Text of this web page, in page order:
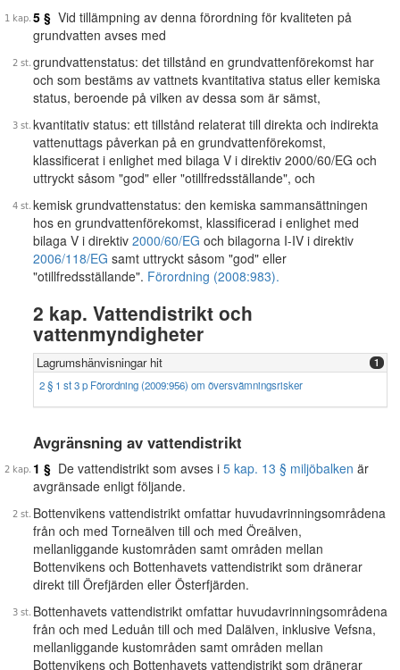
5 § Vid tillämpning av denna förordning för kvaliteten på
grundvatten avses med
grundvattenstatus: det tillstånd en grundvattenförekomst har
och som bestäms av vattnets kvantitativa status eller kemiska
status, beroende på vilken av dessa som är sämst,
kvantitativ status: ett tillstånd relaterat till direkta och indirekta
vattenuttags påverkan på en grundvattenförekomst,
klassificerat i enlighet med bilaga V i direktiv 2000/60/EG och
uttryckt såsom "god" eller "otillfredsställande", och
kemisk grundvattenstatus: den kemiska sammansättningen
hos en grundvattenförekomst, klassificerad i enlighet med
bilaga V i direktiv 2000/60/EG och bilagorna I-IV i direktiv
2006/118/EG samt uttryckt såsom "god" eller
"otillfredsställande". Förordning (2008:983).
2 kap. Vattendistrikt och
vattenmyndigheter
Lagrumshänvisningar hit 1
2 § 1 st 3 p Förordning (2009:956) om översvämningsrisker
Avgränsning av vattendistrikt
1 § De vattendistrikt som avses i 5 kap. 13 § miljöbalken är
avgränsade enligt följande.
Bottenvikens vattendistrikt omfattar huvudavrinningsområdena
från och med Torneälven till och med Öreälven,
mellanliggande kustområden samt områden mellan
Bottenvikens och Bottenhavets vattendistrikt som dränerar
direkt till Örefjärden eller Österfjärden.
Bottenhavets vattendistrikt omfattar huvudavrinningsområdena
från och med Leduån till och med Dalälven, inklusive Vefsna,
mellanliggande kustområden samt områden mellan
Bottenvikens och Bottenhavets vattendistrikt som dränerar